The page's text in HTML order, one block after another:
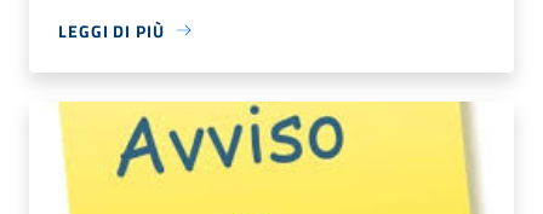
LEGGI DI PIÙ